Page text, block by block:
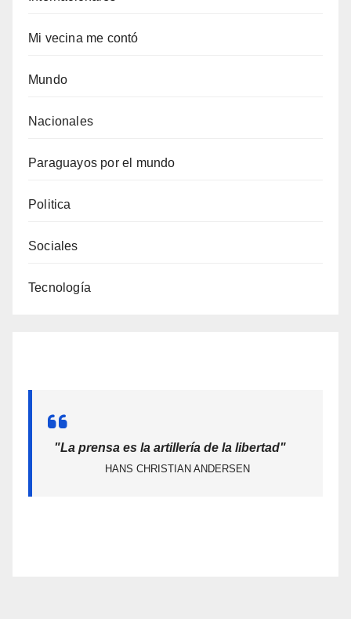
Mi vecina me contó
Mundo
Nacionales
Paraguayos por el mundo
Politica
Sociales
Tecnología
"La prensa es la artillería de la libertad"
HANS CHRISTIAN ANDERSEN